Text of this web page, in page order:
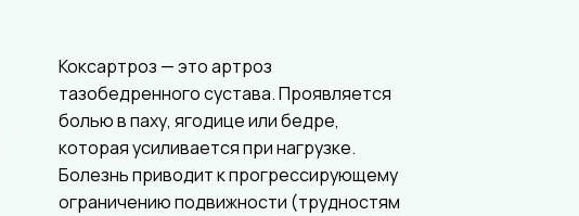
Коксартроз — это артроз
тазобедренного сустава. Проявляется
болью в паху, ягодице или бедре,
которая усиливается при нагрузке.
Болезнь приводит к прогрессирующему
ограничению подвижности (трудностям